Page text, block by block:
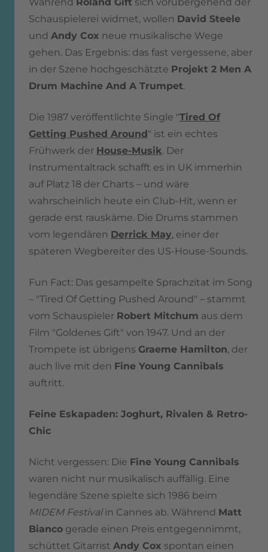
Schauspielerei widmet, wollen David Steele
und Andy Cox neue musikalische Wege
gehen. Das Ergebnis: das fast vergessene, aber
in der Szene hochgeschätzte Projekt 2 Men A
Drum Machine And A Trumpet.
Die 1987 veröffentlichte Single "Tired Of
Getting Pushed Around" ist ein echtes
Frühwerk der House-Musik. Der
Instrumentaltrack schafft es in UK immerhin
auf Platz 18 der Charts – und wäre
wahrscheinlich heute ein Club-Hit, wenn er
gerade erst rauskäme. Die Drums stammen
vom legendären Derrick May, einer der
späteren Wegbereiter des US-House-Sounds.
Fun Fact: Das gesampelte Sprachzitat im Song
– "Tired Of Getting Pushed Around" – stammt
vom Schauspieler Robert Mitchum aus dem
Film "Goldenes Gift" von 1947. Und an der
Trompete ist übrigens Graeme Hamilton, der
auch live mit den Fine Young Cannibals
auftritt.
Feine Eskapaden: Joghurt, Rivalen & Retro-
Chic
Nicht vergessen: Die Fine Young Cannibals
waren nicht nur musikalisch auffällig. Eine
legendäre Szene spielte sich 1986 beim
MIDEM Festivalin Cannes ab. Während Matt
Bianco gerade einen Preis entgegennimmt,
schüttet Gitarrist Andy Cox spontan einen